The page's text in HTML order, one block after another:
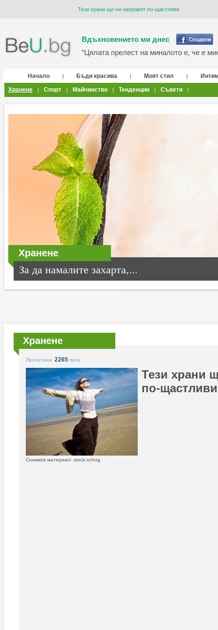
Тези храни ще ни направят по-щастливи
Вдъхновението ми днес
“Цялата прелест на миналото е, че е
Начало | Бъди красива | Моят стил |
Хранене
| Спорт | Майчинство | Тенденции | Съвети |
Хранене
За да намалите захарта,...
Хранене
Прочетена: 2265 пъти
Тези храни
по-щастливи
Снимков материал: stock.xchng